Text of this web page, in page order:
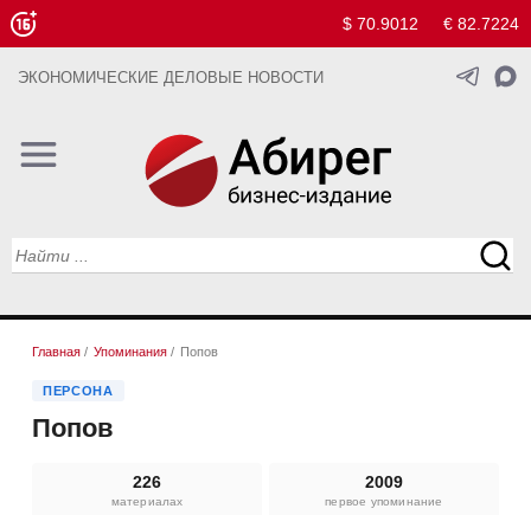
$ 70.9012 € 82.7224
ЭКОНОМИЧЕСКИЕ ДЕЛОВЫЕ НОВОСТИ
Главная / Упоминания / Попов
ПЕРСОНА
Попов
226
материалах
2009
первое упоминание